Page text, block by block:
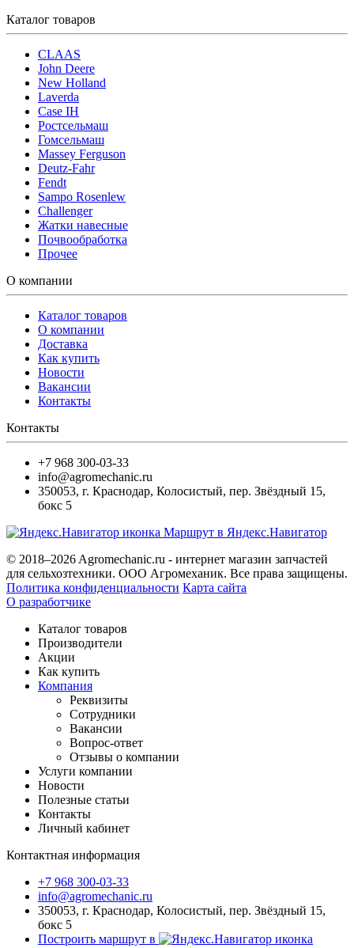
Каталог товаров
CLAAS
John Deere
New Holland
Laverda
Case IH
Ростсельмаш
Гомсельмаш
Massey Ferguson
Deutz-Fahr
Fendt
Sampo Rosenlew
Challenger
Жатки навесные
Почвообработка
Прочее
О компании
Каталог товаров
О компании
Доставка
Как купить
Новости
Вакансии
Контакты
Контакты
+7 968 300-03-33
info@agromechanic.ru
350053, г. Краснодар, Колосистый, пер. Звёздный 15,
бокс 5
Маршрут в Яндекс.Навигатор
© 2018–2026 Agromechanic.ru - интернет магазин запчастей
для сельхозтехники. ООО Агромеханик. Все права защищены.
Политика конфиденциальности Карта сайта
О разработчике
Каталог товаров
Производители
Акции
Как купить
Компания
Реквизиты
Сотрудники
Вакансии
Вопрос-ответ
Отзывы о компании
Услуги компании
Новости
Полезные статьи
Контакты
Личный кабинет
Контактная информация
+7 968 300-03-33
info@agromechanic.ru
350053, г. Краснодар, Колосистый, пер. Звёздный 15,
бокс 5
Построить маршрут в